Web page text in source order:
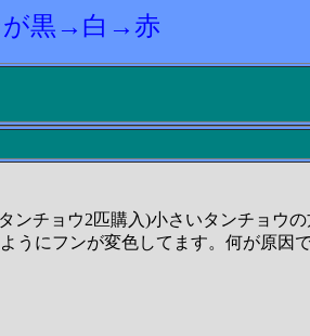
が黒→白→赤
チョウ2匹購入)小さいタンチョウ
にフンが変色してます。何が原因